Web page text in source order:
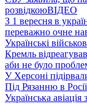
розвідкоюВІДЕО
З 1 вересня в
переважно очне
Українські
Кремль
аби не було
У Херсоні
Під Рязанню в
Українська